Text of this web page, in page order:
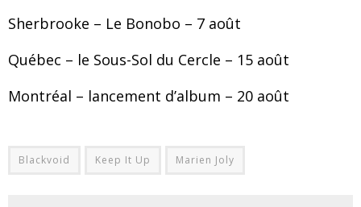
Sherbrooke – Le Bonobo – 7 août
Québec – le Sous-Sol du Cercle – 15 août
Montréal – lancement d’album – 20 août
Blackvoid Keep It Up Marien Joly